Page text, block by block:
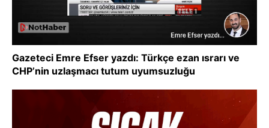
Gazeteci Emre Efser yazdı: Türkçe ezan ısrarı ve
CHP’nin uzlaşmacı tutum uyumsuzluğu